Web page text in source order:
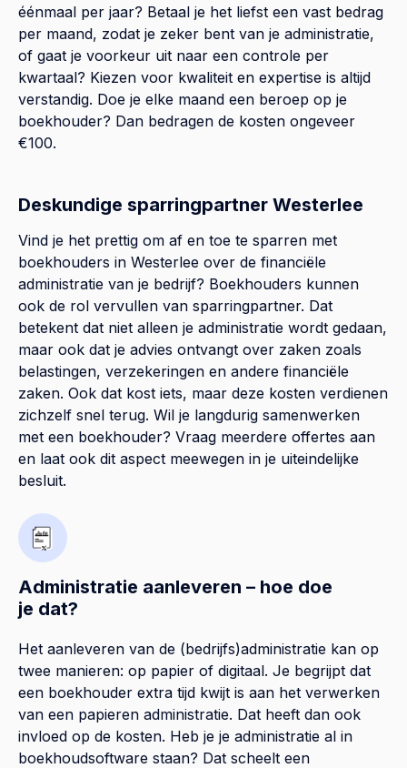
éénmaal per jaar? Betaal je het liefst een vast bedrag
per maand, zodat je zeker bent van je administratie,
of gaat je voorkeur uit naar een controle per
kwartaal? Kiezen voor kwaliteit en expertise is altijd
verstandig. Doe je elke maand een beroep op je
boekhouder? Dan bedragen de kosten ongeveer
€100.
Deskundige sparringpartner Westerlee
Vind je het prettig om af en toe te sparren met
boekhouders in Westerlee over de financiële
administratie van je bedrijf? Boekhouders kunnen
ook de rol vervullen van sparringpartner. Dat
betekent dat niet alleen je administratie wordt gedaan,
maar ook dat je advies ontvangt over zaken zoals
belastingen, verzekeringen en andere financiële
zaken. Ook dat kost iets, maar deze kosten verdienen
zichzelf snel terug. Wil je langdurig samenwerken
met een boekhouder? Vraag meerdere offertes aan
en laat ook dit aspect meewegen in je uiteindelijke
besluit.
Administratie aanleveren – hoe doe
je dat?
Het aanleveren van de (bedrijfs)administratie kan op
twee manieren: op papier of digitaal. Je begrijpt dat
een boekhouder extra tijd kwijt is aan het verwerken
van een papieren administratie. Dat heeft dan ook
invloed op de kosten. Heb je je administratie al in
boekhoudsoftware staan? Dat scheelt een